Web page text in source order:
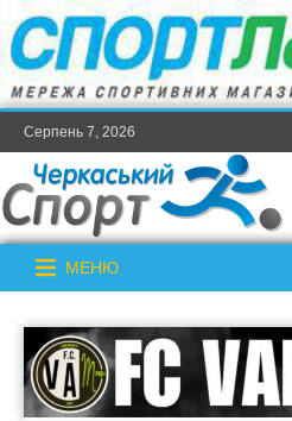
Серпень 7, 2026
МЕНЮ